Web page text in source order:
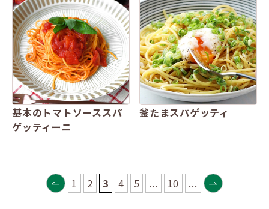
基本のトマトソーススパ
ゲッティーニ
釜たまスパゲッティ
1 2 3 4 5 ... 10 ...